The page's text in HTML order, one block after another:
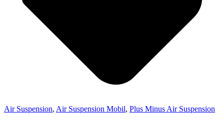
Air Suspension, Air Suspension Mobil, Plus Minus Air Suspension